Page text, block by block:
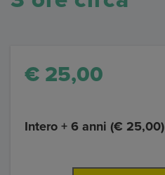
€ 25,00
Intero + 6 anni (€ 25,00)